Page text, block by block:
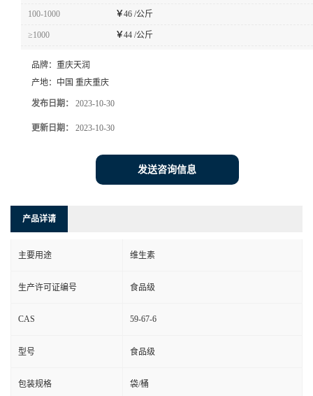
100-1000 ￥46 /公斤
≥1000 ￥44 /公斤
品牌： 重庆天润
产地： 中国 重庆重庆
发布日期： 2023-10-30
更新日期： 2023-10-30
发送咨询信息
产品详请
主要用途 维生素
生产许可证编号 食品级
CAS 59-67-6
型号 食品级
包装规格 袋/桶